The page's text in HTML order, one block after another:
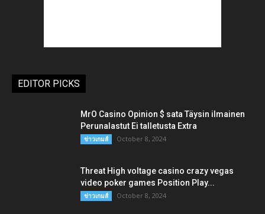
EDITOR PICKS
MrO Casino Opinion $ sata Täysin ilmainen
Perunalastut Ei talletusta Extra
ข่าวเกมส์ October 8, 2024
Threat High voltage casino crazy vegas
video poker games Position Play...
ข่าวเกมส์ October 8, 2024